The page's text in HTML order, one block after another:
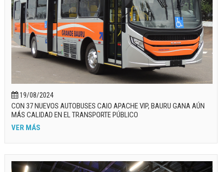
19/08/2024
CON 37 NUEVOS AUTOBUSES CAIO APACHE VIP, BAURU GANA AÚN
MÁS CALIDAD EN EL TRANSPORTE PÚBLICO
VER MÁS